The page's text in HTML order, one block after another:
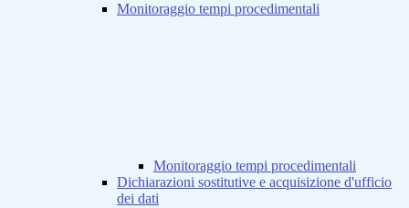
Monitoraggio tempi procedimentali
Monitoraggio tempi procedimentali
Dichiarazioni sostitutive e acquisizione d'ufficio
dei dati